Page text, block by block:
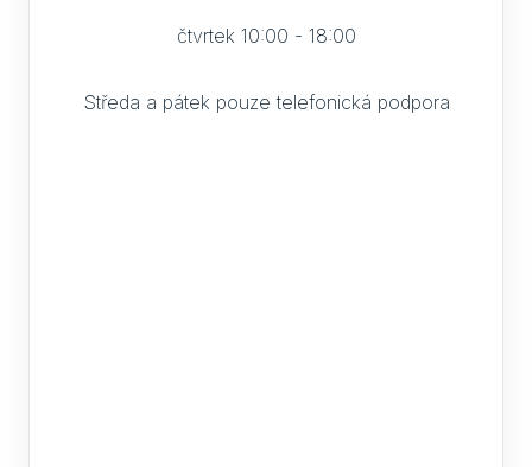
čtvrtek 10:00 - 18:00
Středa a pátek pouze telefonická podpora